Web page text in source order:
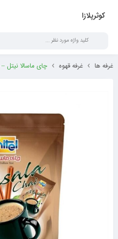
کوثرپلازا
غرفه ها غرفه قهوه چای ماسالا نیتل – بسته